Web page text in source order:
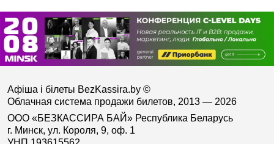
Афіша і білеты BezKassira.by ©
Облачная система продажи билетов, 2013 — 2026
ООО «БЕЗКАССИРА БАЙ» Республика Беларусь
г. Минск, ул. Короля, 9, оф. 1